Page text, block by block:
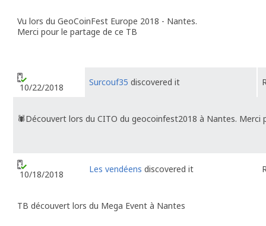
Vu lors du GeoCoinFest Europe 2018 - Nantes.
Merci pour le partage de ce TB
10/22/2018 Surcouf35 discovered it
🕷Découvert lors du CITO du geocoinfest2018 à Nantes.
10/18/2018 Les vendéens discovered it
TB découvert lors du Mega Event à Nantes